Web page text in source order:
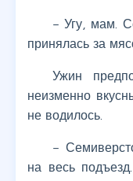
– Угу, мам.
принялась за
Ужин
неизменно
не водилось.
–
на весь